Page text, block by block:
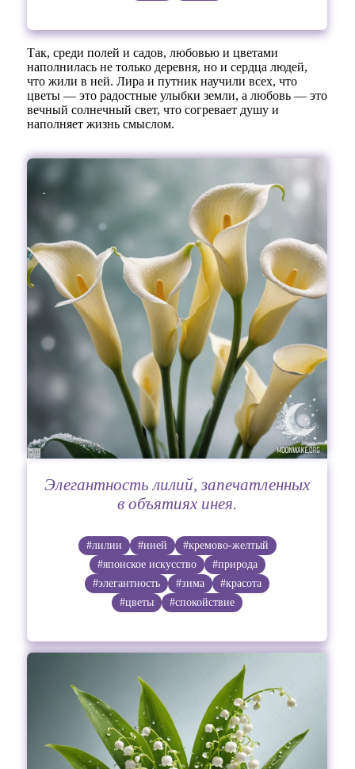
Так, среди полей и садов, любовью и цветами
наполнилась не только деревня, но и сердца людей,
что жили в ней. Лира и путник научили всех, что
цветы — это радостные улыбки земли, а любовь — это
вечный солнечный свет, что согревает душу и
наполняет жизнь смыслом.
Элегантность лилий, запечатленных
в объятиях инея.
#лилии #иней
#кремово-желтый
#японское искусство
#природа
#элегантность
#зима
#красота
#цветы
#спокойствие